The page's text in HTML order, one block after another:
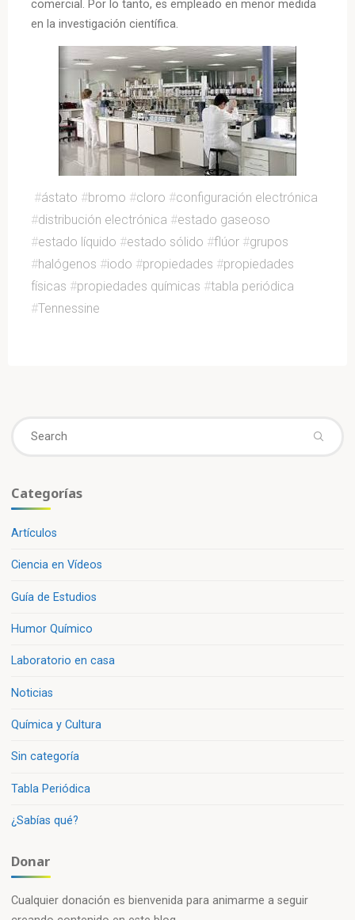
comercial. Por lo tanto, es empleado en menor medida
en la investigación científica.
#ástato #bromo #cloro #configuración electrónica
#distribución electrónica #estado gaseoso
#estado líquido #estado sólido #flúor #grupos
#halógenos #iodo #propiedades #propiedades
físicas #propiedades químicas #tabla periódica
#Tennessine
Categorías
Artículos
Ciencia en Vídeos
Guía de Estudios
Humor Químico
Laboratorio en casa
Noticias
Química y Cultura
Sin categoría
Tabla Periódica
¿Sabías qué?
Donar
Cualquier donación es bienvenida para animarme a seguir